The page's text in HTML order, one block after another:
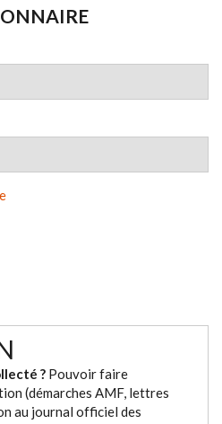
? Pouvoir faire
(démarches AMF, lettres
au journal officiel des